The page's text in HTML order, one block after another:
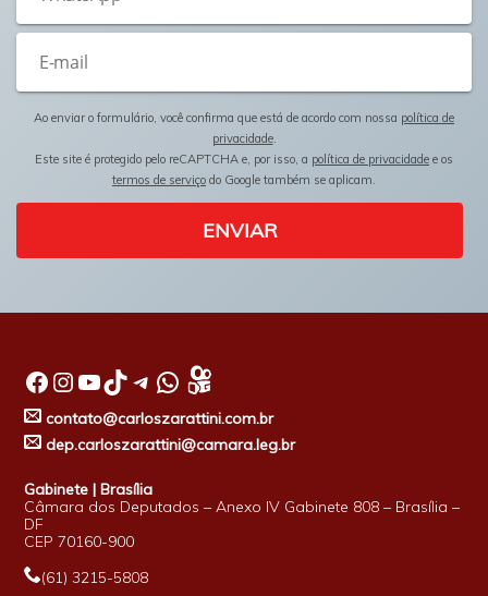
Ao enviar o formulário, você confirma que está de acordo com nossa política de
privacidade.
Este site é protegido pelo reCAPTCHA e, por isso, a política de privacidade e os
termos de serviço do Google também se aplicam.
ENVIAR
Facebook InstagramYoutube TikTok Telegram WhatsApp
contato@carloszarattini.com.br
dep.carloszarattini@camara.leg.br
Gabinete | Brasília
Câmara dos Deputados – Anexo IV Gabinete 808 – Brasília –
DF
CEP 70160-900
(61) 3215-5808